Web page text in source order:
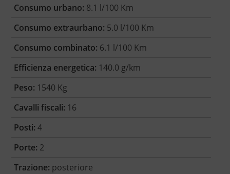
Consumo urbano: 8.1 l/100 Km
Consumo extraurbano: 5.0 l/100 Km
Consumo combinato: 6.1 l/100 Km
Efficienza energetica: 140.0 g/km
Peso: 1540 Kg
Cavalli fiscali: 16
Posti: 4
Porte: 2
Trazione: posteriore